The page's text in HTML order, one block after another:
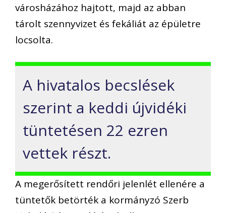
városházához hajtott, majd az abban
tárolt szennyvizet és fekáliát az épületre
locsolta.
A hivatalos becslések
szerint a keddi újvidéki
tüntetésen 22 ezren
vettek részt.
A megerősített rendőri jelenlét ellenére a
tüntetők betörték a kormányzó Szerb